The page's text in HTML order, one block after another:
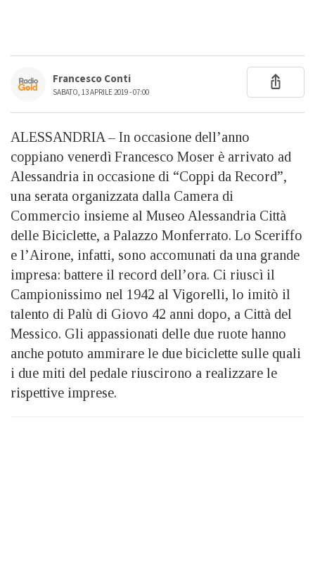
Francesco Conti
SABATO, 13 APRILE 2019 - 07:00
ALESSANDRIA – In occasione dell’anno
coppiano venerdì Francesco Moser è arrivato ad
Alessandria in occasione di “Coppi da Record”,
una serata organizzata dalla Camera di
Commercio insieme al Museo Alessandria Città
delle Biciclette, a Palazzo Monferrato. Lo Sceriffo
e l’Airone, infatti, sono accomunati da una grande
impresa: battere il record dell’ora. Ci riuscì il
Campionissimo nel 1942 al Vigorelli, lo imitò il
talento di Palù di Giovo 42 anni dopo, a Città del
Messico. Gli appassionati delle due ruote hanno
anche potuto ammirare le due biciclette sulle quali
i due miti del pedale riuscirono a realizzare le
rispettive imprese.